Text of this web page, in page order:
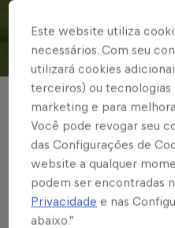
BRASILEIRÃO
Massa
contra
Este website utiliza
necessários. Com seu
utilizará cookies
terceiros) ou tecnologias
marketing e para
Você pode revogar seu
das Configurações de
website a qualquer
podem ser encontradas
Privacidade e nas
abaixo.”